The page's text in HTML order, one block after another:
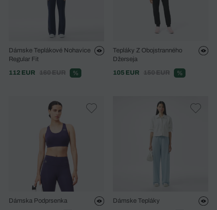
Dámske Teplákové Nohavice
Regular Fit
112 EUR
160 EUR %
Tepláky Z Obojstranného
Džerseja
105 EUR
150 EUR %
Dámska Podprsenka
Dámske Tepláky